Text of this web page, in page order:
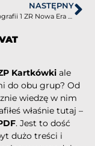
NASTĘPNY
Oblicza Geografii 1 ZR Nowa Era Kartkówki PDF
Kartkówki ale
do obu grup? Od
wiedzę w nim
właśnie tutaj –
. Jest to dość
dużo treści i